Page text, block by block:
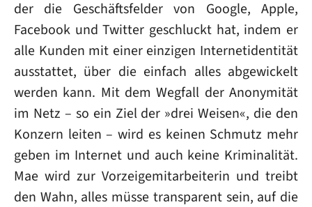
der die Geschäftsfelder von Google, Apple,
Facebook und Twitter geschluckt hat, indem er
alle Kunden mit einer einzigen Internetidentität
ausstattet, über die einfach alles abgewickelt
werden kann. Mit dem Wegfall der Anonymität
im Netz – so ein Ziel der »drei Weisen«, die den
Konzern leiten – wird es keinen Schmutz mehr
geben im Internet und auch keine Kriminalität.
Mae wird zur Vorzeigemitarbeiterin und treibt
den Wahn, alles müsse transparent sein, auf die